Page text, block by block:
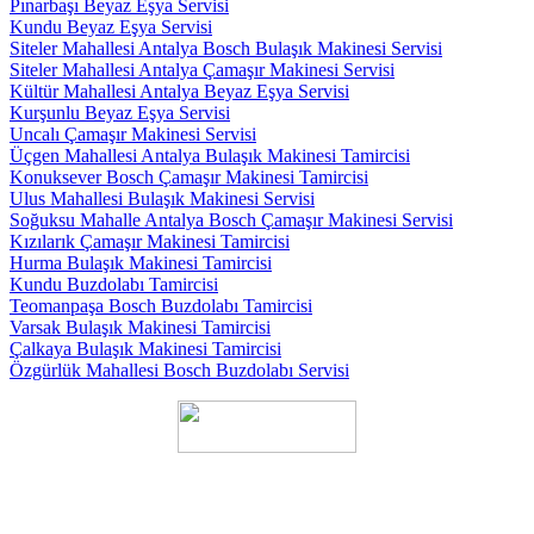
Pınarbaşı Beyaz Eşya Servisi
Kundu Beyaz Eşya Servisi
Siteler Mahallesi Antalya Bosch Bulaşık Makinesi Servisi
Siteler Mahallesi Antalya Çamaşır Makinesi Servisi
Kültür Mahallesi Antalya Beyaz Eşya Servisi
Kurşunlu Beyaz Eşya Servisi
Uncalı Çamaşır Makinesi Servisi
Üçgen Mahallesi Antalya Bulaşık Makinesi Tamircisi
Konuksever Bosch Çamaşır Makinesi Tamircisi
Ulus Mahallesi Bulaşık Makinesi Servisi
Soğuksu Mahalle Antalya Bosch Çamaşır Makinesi Servisi
Kızılarık Çamaşır Makinesi Tamircisi
Hurma Bulaşık Makinesi Tamircisi
Kundu Buzdolabı Tamircisi
Teomanpaşa Bosch Buzdolabı Tamircisi
Varsak Bulaşık Makinesi Tamircisi
Çalkaya Bulaşık Makinesi Tamircisi
Özgürlük Mahallesi Bosch Buzdolabı Servisi